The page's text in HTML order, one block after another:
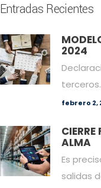
Entradas Recientes
2024
febrero 2,
ALMA
Es
salidas